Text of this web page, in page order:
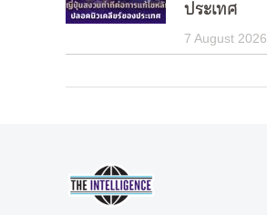
ประเทศ
7 August 2026